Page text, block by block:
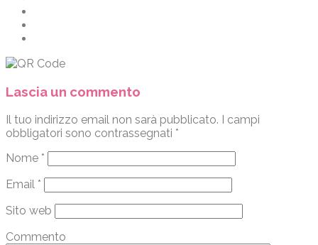
Lascia un commento
Il tuo indirizzo email non sarà pubblicato. I campi
obbligatori sono contrassegnati *
Nome *
Email *
Sito web
Commento